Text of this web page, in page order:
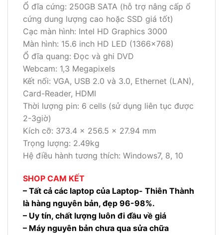
Ổ đĩa cứng: 250GB SATA (hỗ trợ nâng cấp ổ
cứng dung lượng cao hoặc SSD giá tốt)
Cạc màn hình: Intel HD Graphics 3000
Màn hình: 15.6 inch HD LED (1366×768)
Ổ đĩa quang: Đọc và ghi DVD
Webcam: 1,3 Megapixels
Kết nối: VGA, USB 2.0 và 3.0, Ethernet (LAN),
Card-Reader, HDMI
Thời lượng pin: 6 cells (sử dụng liên tục được
2-3giờ)
Kích cỡ: 373.4 x 256.5 x 27.94 mm
Trọng lượng: 2.49kg
Hệ điều hành tương thích: Windows7, 8, 10
SHOP CAM KẾT
– Tất cả các laptop của Laptop- Thiên Thành
là hàng nguyên bản, đẹp 96-98%.
– Uy tín, chất lượng luôn đi đầu về giá
– Máy nguyên bản chưa qua sửa chữa